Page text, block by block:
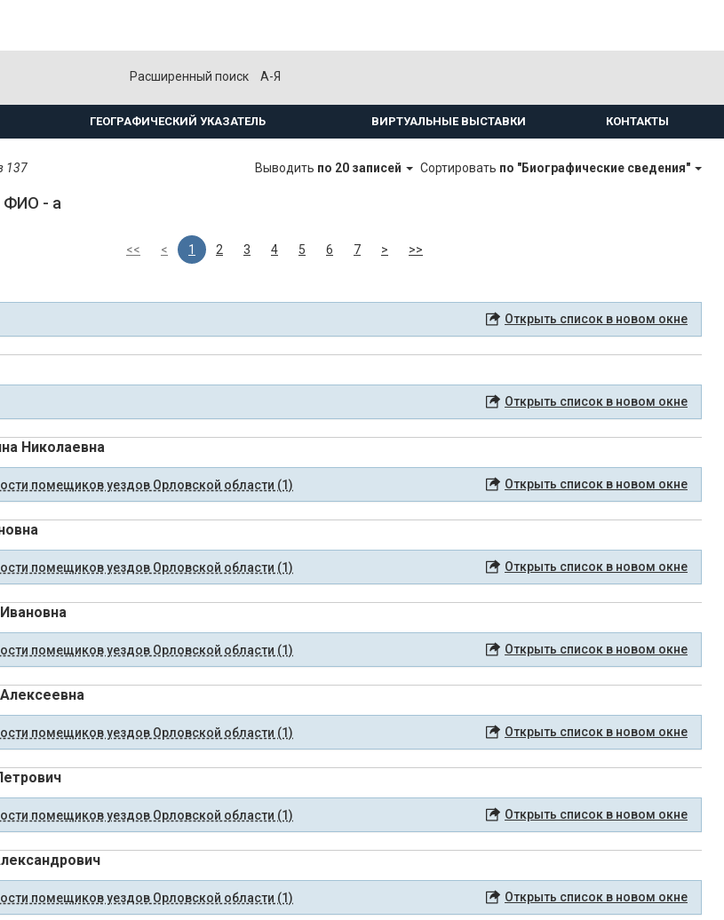
Расширенный поиск А-Я
ГЕОГРАФИЧЕСКИЙ УКАЗАТЕЛЬ ВИРТУАЛЬНЫЕ ВЫСТАВКИ КОНТАКТЫ
137 Выводить по 20 записей Сортировать по "Биографические сведения"
ФИО - а
<< < 1 2 3 4 5 6 7 > >>
Открыть список в новом окне
Открыть список в новом окне
Николаевна
помещиков уездов Орловской области (1) Открыть список в новом окне
помещиков уездов Орловской области (1) Открыть список в новом окне
помещиков уездов Орловской области (1) Открыть список в новом окне
помещиков уездов Орловской области (1) Открыть список в новом окне
помещиков уездов Орловской области (1) Открыть список в новом окне
помещиков уездов Орловской области (1) Открыть список в новом окне